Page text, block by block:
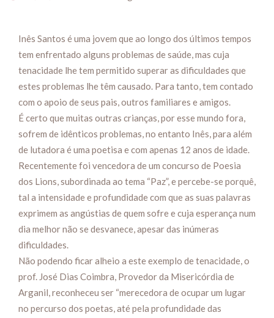
Inês Santos é uma jovem que ao longo dos últimos tempos
tem enfrentado alguns problemas de saúde, mas cuja
tenacidade lhe tem permitido superar as dificuldades que
estes problemas lhe têm causado. Para tanto, tem contado
com o apoio de seus pais, outros familiares e amigos.
É certo que muitas outras crianças, por esse mundo fora,
sofrem de idênticos problemas, no entanto Inês, para além
de lutadora é uma poetisa e com apenas 12 anos de idade.
Recentemente foi vencedora de um concurso de Poesia
dos Lions, subordinada ao tema “Paz”, e percebe-se porquê,
tal a intensidade e profundidade com que as suas palavras
exprimem as angústias de quem sofre e cuja esperança num
dia melhor não se desvanece, apesar das inúmeras
dificuldades.
Não podendo ficar alheio a este exemplo de tenacidade, o
prof. José Dias Coimbra, Provedor da Misericórdia de
Arganil, reconheceu ser “merecedora de ocupar um lugar
no percurso dos poetas, até pela profundidade das